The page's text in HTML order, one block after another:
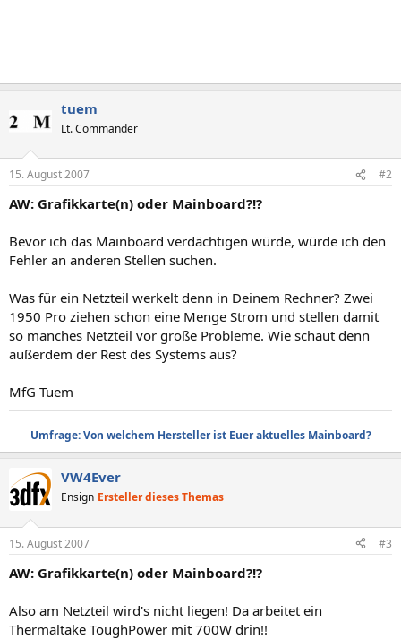
tuem
Lt. Commander
15. August 2007 #2
AW: Grafikkarte(n) oder Mainboard?!?
Bevor ich das Mainboard verdächtigen würde, würde ich den
Fehler an anderen Stellen suchen.
Was für ein Netzteil werkelt denn in Deinem Rechner? Zwei
1950 Pro ziehen schon eine Menge Strom und stellen damit
so manches Netzteil vor große Probleme. Wie schaut denn
außerdem der Rest des Systems aus?
MfG Tuem
Umfrage: Von welchem Hersteller ist Euer aktuelles Mainboard?
VW4Ever
Ensign Ersteller dieses Themas
15. August 2007 #3
AW: Grafikkarte(n) oder Mainboard?!?
Also am Netzteil wird's nicht liegen! Da arbeitet ein
Thermaltake ToughPower mit 700W drin!!